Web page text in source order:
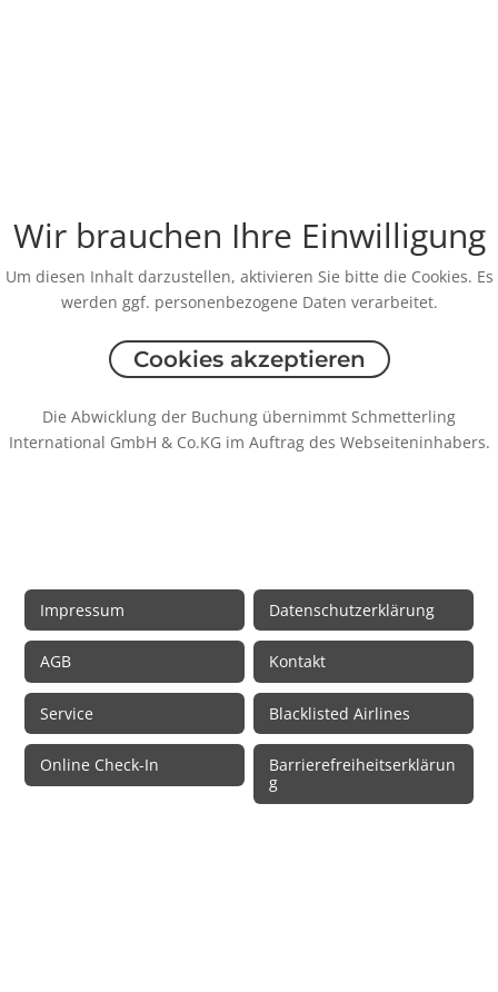
Wir brauchen Ihre Einwilligung
Um diesen Inhalt darzustellen, aktivieren Sie bitte die Cookies. Es
werden ggf. personenbezogene Daten verarbeitet.
Cookies akzeptieren
Die Abwicklung der Buchung übernimmt Schmetterling
International GmbH & Co.KG im Auftrag des Webseiteninhabers.
Impressum Datenschutzerklärung
AGB Kontakt
Service Blacklisted Airlines
Online Check-In
Barrierefreiheitserklärun
g